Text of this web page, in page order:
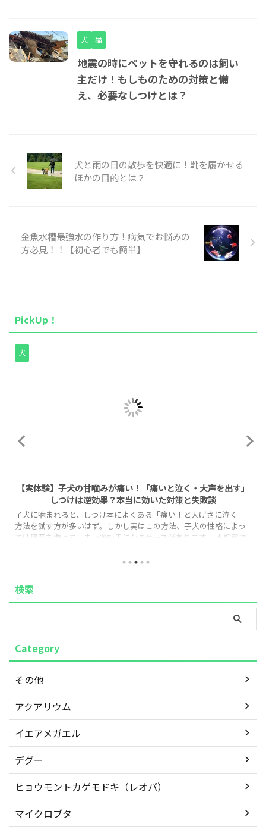
犬 猫
地震の時にペットを守れるのは飼い
主だけ！もしものための対策と備
え、必要なしつけとは？
犬と雨の日の散歩を快適に！靴を履かせる
ほかの目的とは？
金魚水槽最強水の作り方！病気でお悩みの
方必見！！【初心者でも簡単】
PickUp！
犬
【実体験】子犬の甘噛みが痛い！「痛いと泣く・大声を出す」
しつけは逆効果？本当に効いた対策と失敗談
子犬に噛まれると、しつけ本によくある「痛い！と大げさに泣く」
方法を試す方が多いはず。しかし実はこの方法、子犬の性格によっ
ては興奮を煽ってしまい逆効果になるケースがあります。 本記事で
わりに実践しやすい「タイムアウト法」の正しい手順を、実体験を
この記事を読めば今日から実践できる具体策と、いつ頃落ち着くの
かという見通しが立ち、気持ちがぐっと楽になるはずです。 1. なぜ
「痛い！と泣く」しつ ...
検索
Category
その他
アクアリウム
イエアメガエル
デグー
ヒョウモントカゲモドキ（レオパ）
マイクロブタ